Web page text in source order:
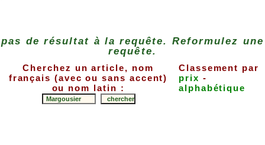
pas de résultat à la requête. Reformulez une
requête.
Cherchez un article, nom
français (avec ou sans accent)
ou nom latin :
Classement par
prix -
alphabétique